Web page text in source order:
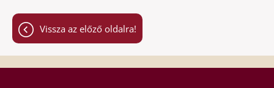
Vissza az előző oldalra!